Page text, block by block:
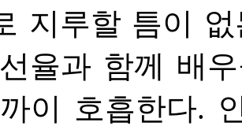
지루할 틈이
율과 함께 배
이 호흡한다.